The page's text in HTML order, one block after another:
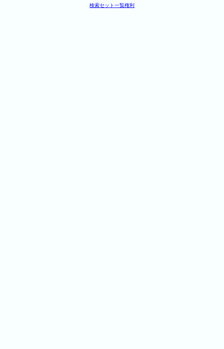
検索セット一覧権利